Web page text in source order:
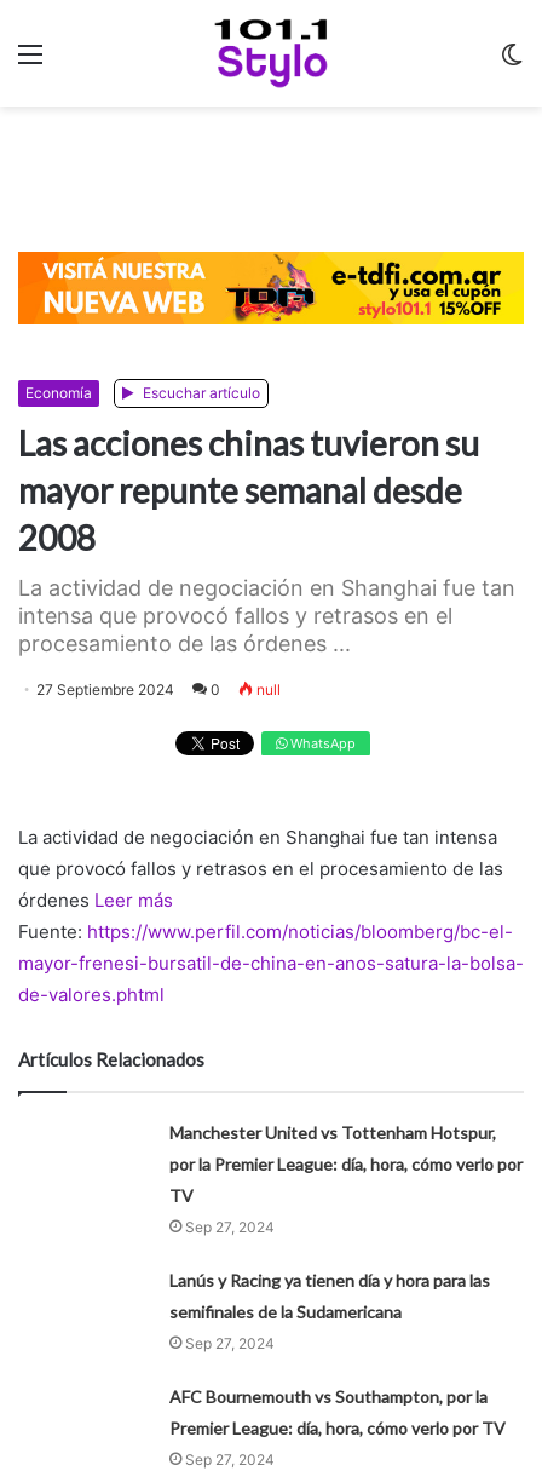
Economía Escuchar artículo
Las acciones chinas tuvieron su
mayor repunte semanal desde
2008
La actividad de negociación en Shanghai fue tan
intensa que provocó fallos y retrasos en el
procesamiento de las órdenes ...
27 Septiembre 2024 0 null
WhatsApp
La actividad de negociación en Shanghai fue tan intensa
que provocó fallos y retrasos en el procesamiento de las
órdenes Leer más
Fuente: https://www.perfil.com/noticias/bloomberg/bc-el-
mayor-frenesi-bursatil-de-china-en-anos-satura-la-bolsa-
de-valores.phtml
Artículos Relacionados
Manchester United vs Tottenham Hotspur,
por la Premier League: día, hora, cómo verlo por
TV
Sep 27, 2024
Lanús y Racing ya tienen día y hora para las
semifinales de la Sudamericana
Sep 27, 2024
AFC Bournemouth vs Southampton, por la
Premier League: día, hora, cómo verlo por TV
Sep 27, 2024